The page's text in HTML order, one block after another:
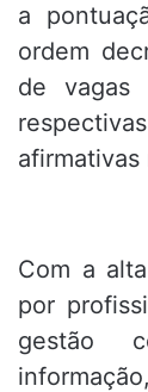
a
ordem
de vagas
afirmativas
Com a
por
gestão